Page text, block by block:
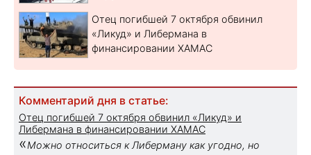
Отец погибшей 7 октября обвинил
«Ликуд» и Либермана в
финансировании ХАМАС
Комментарий дня в статье:
Отец погибшей 7 октября обвинил «Ликуд» и
Либермана в финансировании ХАМАС
«Можно относиться к Либерману как угодно, но